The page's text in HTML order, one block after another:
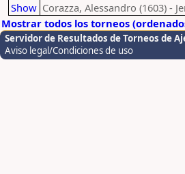
Show Corazza, Alessandro (1603) -
Mostrar todos los torneos
Servidor de Resultados de Torneos de
Aviso legal/Condiciones de uso